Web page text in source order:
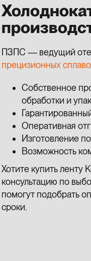
ПЗПС — ведущий
прецизионных
Собственное
обработки и
Оперативная
Изготовление
Возможность
Хотите купить ленту
консультацию по
помогут подобрать
сроки.